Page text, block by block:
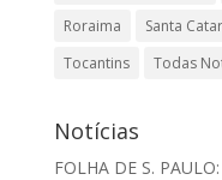
Roraima
Santa
Tocantins
Todas
Notícias
FOLHA DE S.